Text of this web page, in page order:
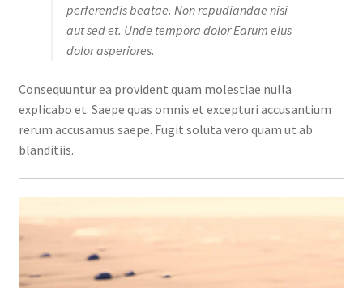
perferendis beatae. Non repudiandae nisi
aut sed et. Unde tempora dolor Earum eius
dolor asperiores.
Consequuntur ea provident quam molestiae nulla
explicabo et. Saepe quas omnis et excepturi accusantium
rerum accusamus saepe. Fugit soluta vero quam ut ab
blanditiis.